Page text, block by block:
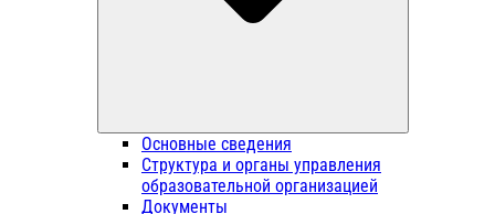
Основные сведения
Структура и органы управления
образовательной организацией
Документы